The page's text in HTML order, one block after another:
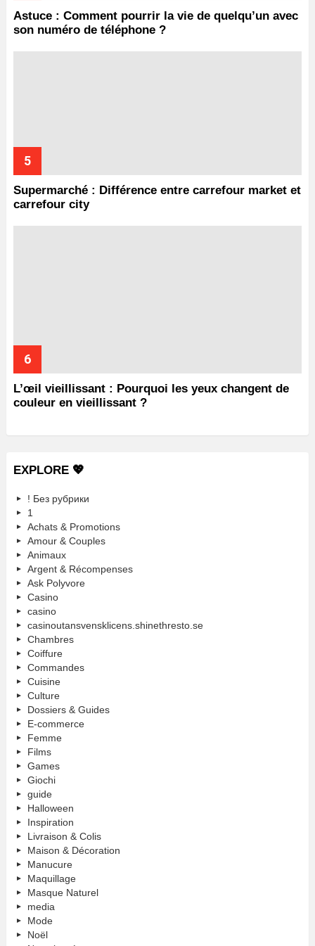
Astuce : Comment pourrir la vie de quelqu’un avec
son numéro de téléphone ?
Supermarché : Différence entre carrefour market et
carrefour city
L’œil vieillissant : Pourquoi les yeux changent de
couleur en vieillissant ?
EXPLORE 💖
! Без рубрики
1
Achats & Promotions
Amour & Couples
Animaux
Argent & Récompenses
Ask Polyvore
Casino
casino
casinoutansvensklicens.shinethresto.se
Chambres
Coiffure
Commandes
Cuisine
Culture
Dossiers & Guides
E-commerce
Femme
Films
Games
Giochi
guide
Halloween
Inspiration
Livraison & Colis
Maison & Décoration
Manucure
Maquillage
Masque Naturel
media
Mode
Noël